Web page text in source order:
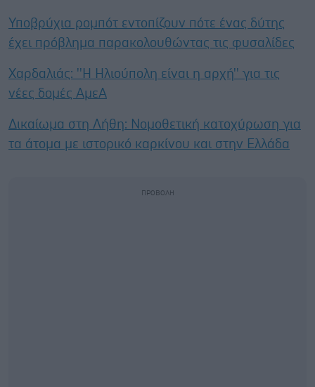
Υποβρύχια ρομπότ εντοπίζουν πότε ένας δύτης
έχει πρόβλημα παρακολουθώντας τις φυσαλίδες
Χαρδαλιάς: ''Η Ηλιούπολη είναι η αρχή'' για τις
νέες δομές ΑμεΑ
Δικαίωμα στη Λήθη: Νομοθετική κατοχύρωση για
τα άτομα με ιστορικό καρκίνου και στην Ελλάδα